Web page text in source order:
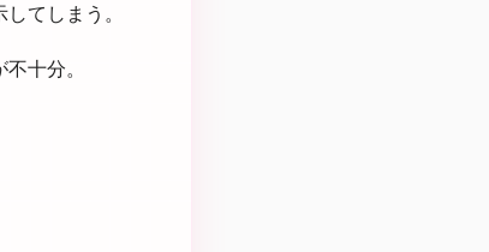
てしまう。
十分。